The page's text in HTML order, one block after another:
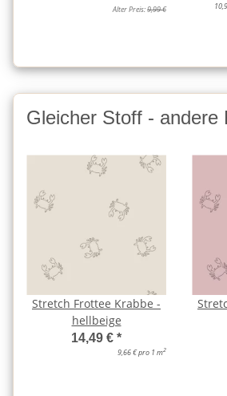
Alter Preis:9,99 €
Gleicher Stoff - andere
Stretch Frottee Krabbe -
hellbeige
14,49 € *
9,66 € pro 1 m2